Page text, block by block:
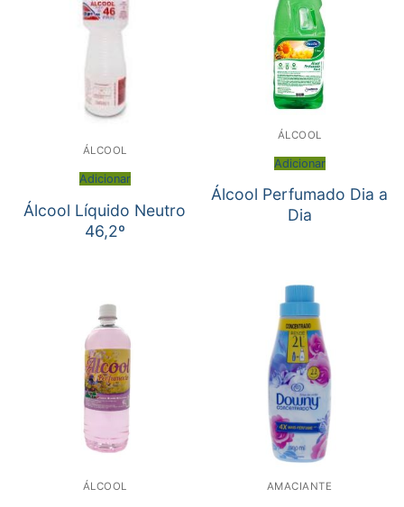
ÁLCOOL
Adicionar
Álcool Líquido Neutro
46,2º
ÁLCOOL
Adicionar
Álcool Perfumado Dia a
Dia
ÁLCOOL AMACIANTE